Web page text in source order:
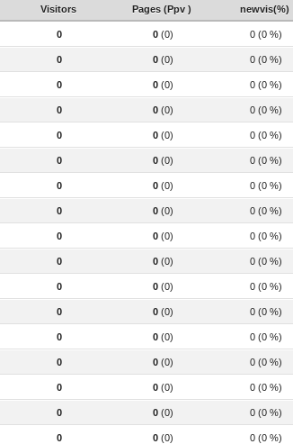
Visitors Pages (Ppv ) newvis(%)
0 0(0) 0 (0 %)
0 0(0) 0 (0 %)
0 0(0) 0 (0 %)
0 0(0) 0 (0 %)
0 0(0) 0 (0 %)
0 0(0) 0 (0 %)
0 0(0) 0 (0 %)
0 0(0) 0 (0 %)
0 0(0) 0 (0 %)
0 0(0) 0 (0 %)
0 0(0) 0 (0 %)
0 0(0) 0 (0 %)
0 0(0) 0 (0 %)
0 0(0) 0 (0 %)
0 0(0) 0 (0 %)
0 0(0) 0 (0 %)
0 0(0) 0 (0 %)